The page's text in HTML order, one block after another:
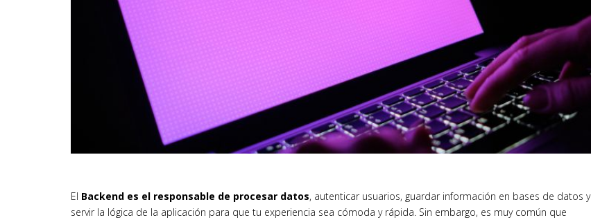
El Backend es el responsable de procesar datos, autenticar usuarios, guardar información en bases de datos y
servir la lógica de la aplicación para que tu experiencia sea cómoda y rápida. Sin embargo, es muy común que